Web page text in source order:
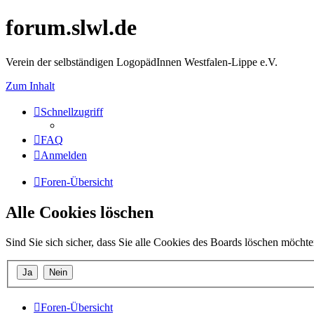
forum.slwl.de
Verein der selbständigen LogopädInnen Westfalen-Lippe e.V.
Zum Inhalt
Schnellzugriff
FAQ
Anmelden
Foren-Übersicht
Alle Cookies löschen
Sind Sie sich sicher, dass Sie alle Cookies des Boards löschen
Foren-Übersicht